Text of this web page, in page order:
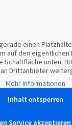
einen
auf den
Schaltfläche unten.
Drittanbieter
Mehr Informationen
Inhalt entsperren
Service